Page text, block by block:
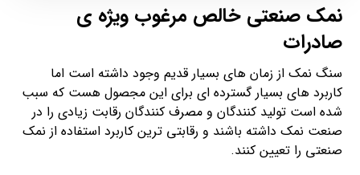
نمک صنعتی خالص مرغوب ویژه ی
صادرات
سنگ نمک از زمان های بسیار قدیم وجود داشته است اما
کاربرد های بسیار گسترده ای برای این مجصول هست که سبب
شده است تولید کنندگان و مصرف کنندگان رقابت زیادی را در
صنعت نمک داشته باشند و رقابتی ترین کاربرد استفاده از نمک
صنعتی را تعیین کنند.